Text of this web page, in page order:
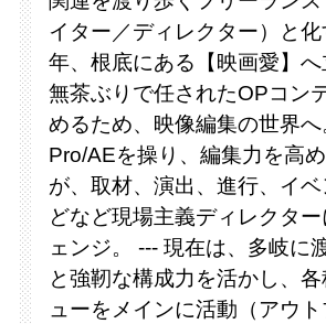
イター／ディレクター）と
年、根底にある【映画愛】へ
無茶ぶりで任されたOPコン
めるため、映像編集の世界
Pro/AEを操り、編集力を高
が、取材、演出、進行、イ
どなど現場主義ディレクタ
ェンジ。 --- 現在は、多岐に
と強靭な構成力を活かし、
ューをメインに活動（アウ